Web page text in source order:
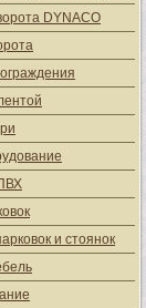
DYNACO
и стоянок